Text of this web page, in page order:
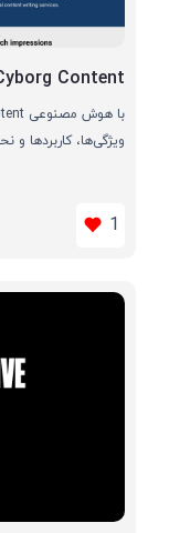
Content
ویژگی‌ها، کاربردها و
1